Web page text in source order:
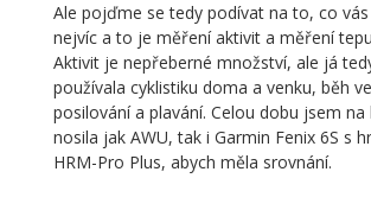
Ale pojďme se tedy podívat na to, co
nejvíc a to je měření aktivit a měření
Aktivit je nepřeberné množství, ale já
používala cyklistiku doma a venku, běh
posilování a plavání. Celou dobu jsem na
nosila jak AWU, tak i Garmin Fenix 6S s
HRM-Pro Plus, abych měla srovnání.